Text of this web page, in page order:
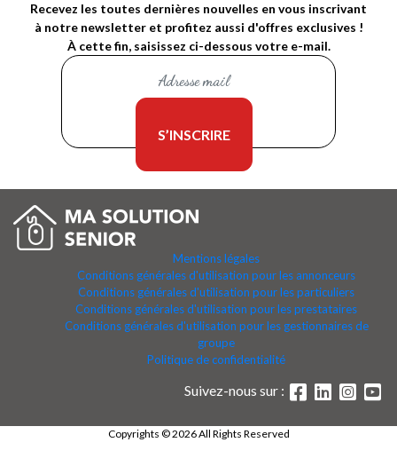
Recevez les toutes dernières nouvelles en vous inscrivant
à notre newsletter et profitez aussi d'offres exclusives !
À cette fin, saisissez ci-dessous votre e-mail.
Mentions légales
Conditions générales d'utilisation pour les annonceurs
Conditions générales d'utilisation pour les particuliers
Conditions générales d'utilisation pour les prestataires
Conditions générales d'utilisation pour les gestionnaires de
groupe
Politique de confidentialité
Suivez-nous sur :
Copyrights © 2026 All Rights Reserved